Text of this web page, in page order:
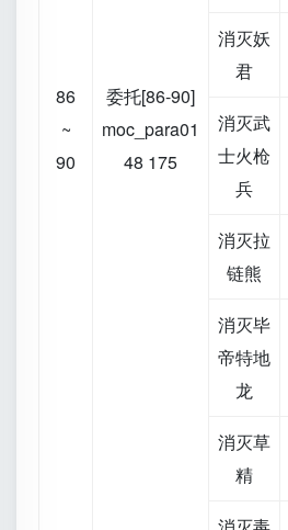
86
~
90
委托[86-90]
moc_para01
48 175
消灭妖
君
消灭武
士火枪
兵
消灭拉
链熊
消灭毕
帝特地
龙
消灭草
精